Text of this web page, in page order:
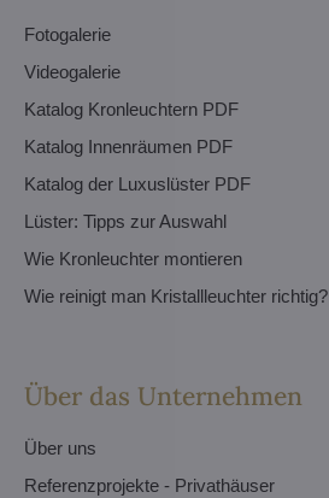
Fotogalerie
Videogalerie
Katalog Kronleuchtern PDF
Katalog Innenräumen PDF
Katalog der Luxuslüster PDF
Lüster: Tipps zur Auswahl
Wie Kronleuchter montieren
Wie reinigt man Kristallleuchter richtig?
Über das Unternehmen
Über uns
Referenzprojekte - Privathäuser